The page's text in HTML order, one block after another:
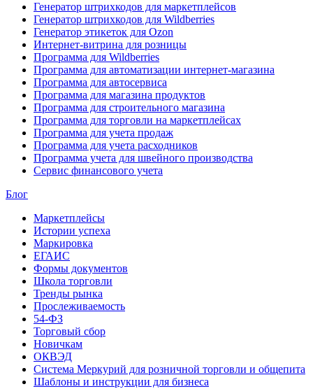
Генератор штрихкодов для маркетплейсов
Генератор штрихкодов для Wildberries
Генератор этикеток для Ozon
Интернет-витрина для розницы
Программа для Wildberries
Программа для автоматизации интернет-магазина
Программа для автосервиса
Программа для магазина продуктов
Программа для строительного магазина
Программа для торговли на маркетплейсах
Программа для учета продаж
Программа для учета расходников
Программа учета для швейного производства
Сервис финансового учета
Блог
Маркетплейсы
Истории успеха
Маркировка
ЕГАИС
Формы документов
Школа торговли
Тренды рынка
Прослеживаемость
54-ФЗ
Торговый сбор
Новичкам
ОКВЭД
Система Меркурий для розничной торговли и общепита
Шаблоны и инструкции для бизнеса